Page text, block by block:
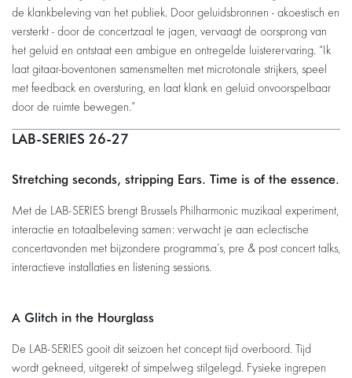
de klankbeleving van het publiek. Door geluidsbronnen - akoestisch en
versterkt - door de concertzaal te jagen, vervaagt de oorsprong van
het geluid en ontstaat een ambigue en ontregelde luisterervaring. “Ik
laat gitaar-boventonen samensmelten met microtonale strijkers, speel
met feedback en oversturing, en laat klank en geluid onvoorspelbaar
door de ruimte bewegen.”
LAB-SERIES 26-27
Stretching seconds, stripping Ears. Time is of the essence.
Met de LAB-SERIES brengt Brussels Philharmonic muzikaal experiment,
interactie en totaalbeleving samen: verwacht je aan eclectische
concertavonden met bijzondere programma’s, pre & post concert talks,
interactieve installaties en listening sessions.
A Glitch in the Hourglass
De LAB-SERIES gooit dit seizoen het concept tijd overboord. Tijd
wordt gekneed, uitgerekt of simpelweg stilgelegd. Fysieke ingrepen